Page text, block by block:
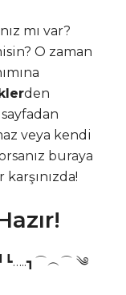
mı var?
O zaman
den
veya kendi
buraya